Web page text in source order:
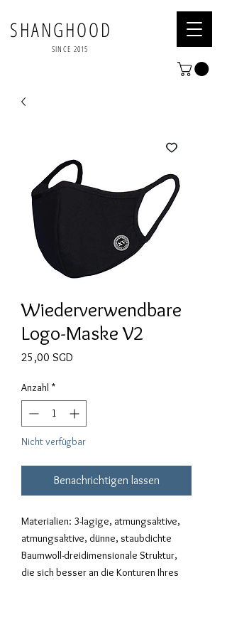
SHANGHOOD
SINCE 2015
Wiederverwendbare
Logo-Maske V2
25,00 SGD
Anzahl *
Nicht verfügbar
Benachrichtigen lassen
Materialien: 3-lagige, atmungsaktive,
atmungsaktive, dünne, staubdichte
Baumwoll-dreidimensionale Struktur,
die sich besser an die Konturen Ihres